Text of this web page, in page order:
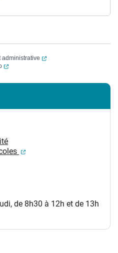
administrative
(ouverture dans un
(ouverture dans un nouvel onglet)
(ouverture dans un
de 8h30 à 12h et de 13h